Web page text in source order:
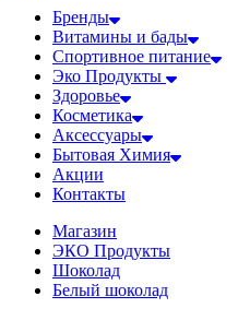
Бренды
Витамины и бады
Спортивное питание
Эко Продукты
Здоровье
Косметика
Аксессуары
Бытовая Химия
Акции
Контакты
Магазин
ЭКО Продукты
Шоколад
Белый шоколад